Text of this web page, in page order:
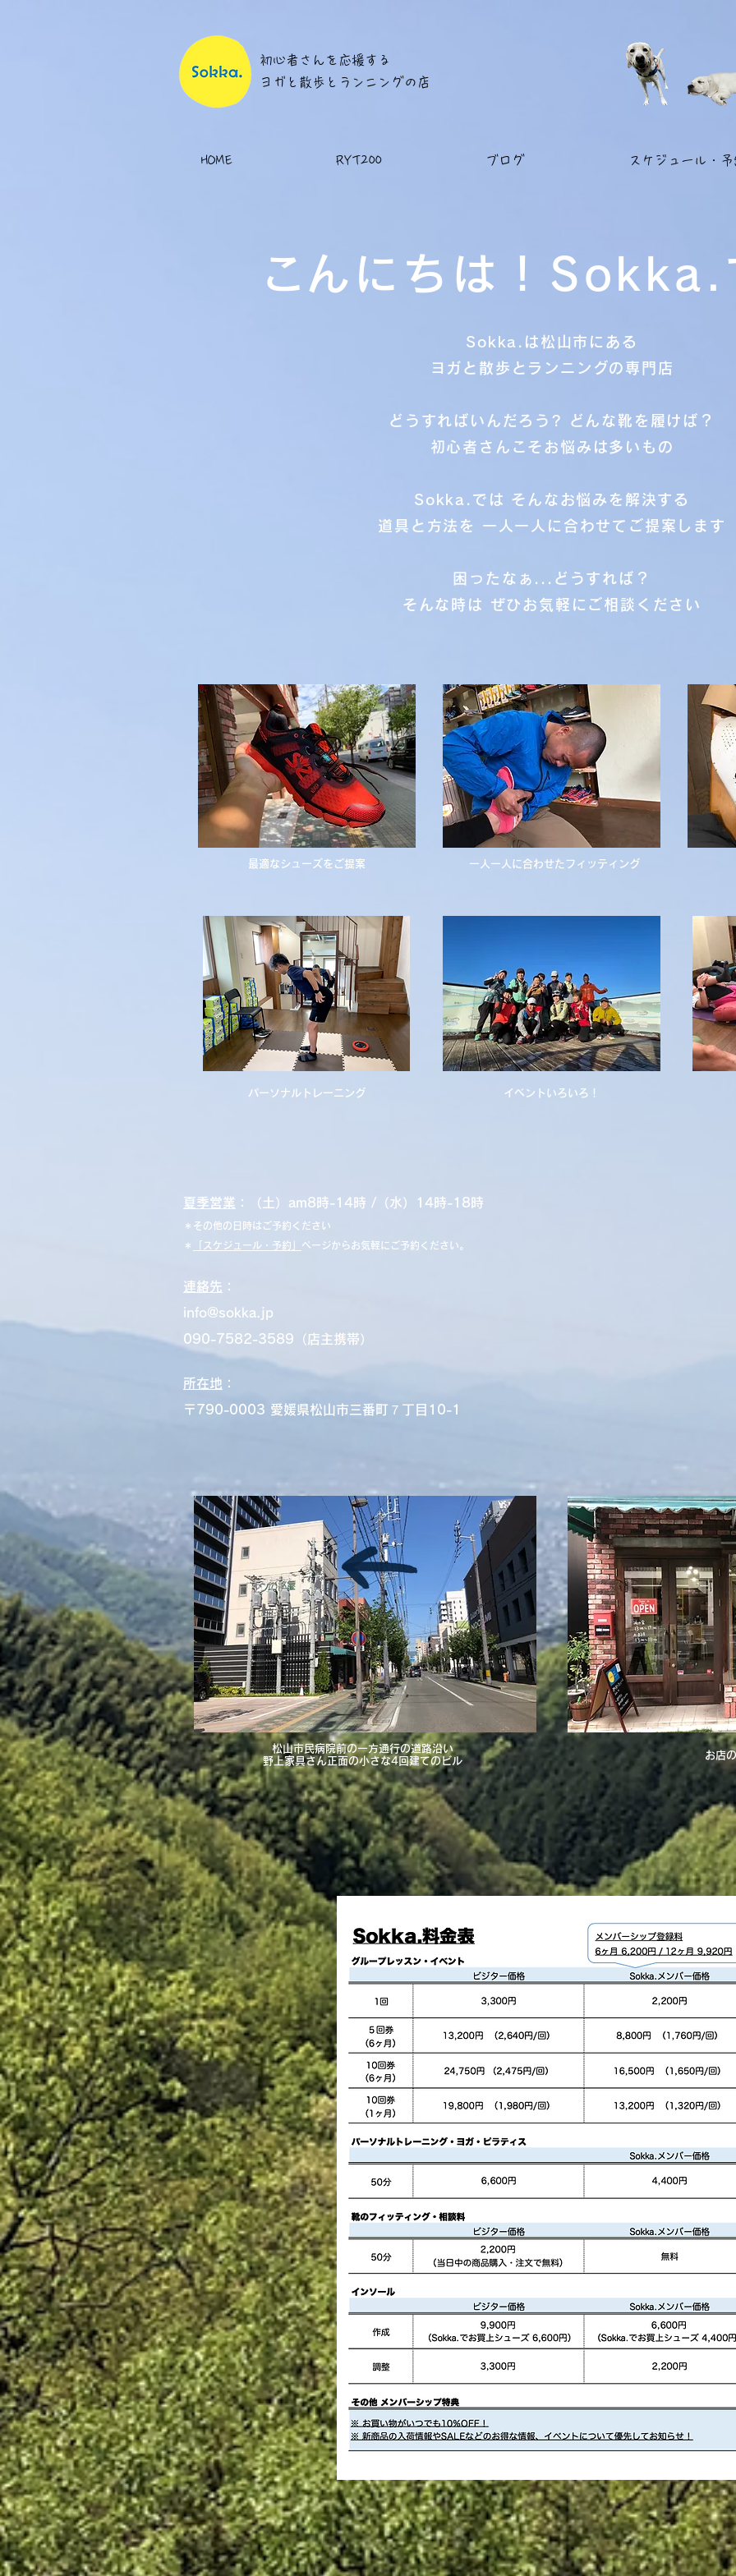
初心者さんを応援する
​ヨガと散歩とランニングの店
HOME RYT200 ブログ スケジュール・予
こんにちは！
Sokka.は松山市にある
ヨガと散歩とランニングの専門店
どうすればいんだろう? どんな靴を履けば？
初心者さんこそお悩みは多いもの
Sokka.では そんなお悩みを解決する
道具と方法を 一人一人に合わせてご提案します
困ったなぁ...どうすれば？
そんな時は ぜひお気軽にご相談ください
​最適なシューズをご提案 ​一人一人に合わせたフィッティング
パーソナルトレーニング ​イベントいろいろ！
夏季営業 ：（土）am8時-14時 /（水）14時-18時
＊その他の日時はご予約ください
＊
「スケジュール・予約」 ページからお気軽にご予約ください。
連絡先 ：
info@sokka.jp
​090-7582-3589（店主携帯）
所在地 ：
〒790-0003 愛媛県松山市三番町７丁目10-1
松山市民病院前の一方通行の道路沿い
​野上家具さん正面の小さな4回建てのビル
お店